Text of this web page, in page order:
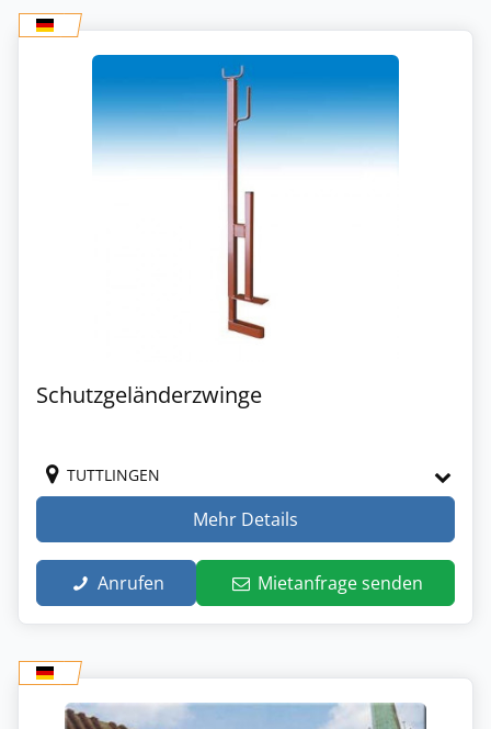
Schutzgeländerzwinge
TUTTLINGEN
Mehr Details
Anrufen Mietanfrage senden